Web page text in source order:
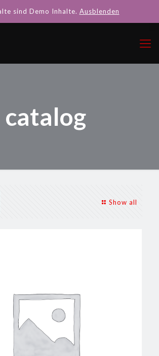
catalog
Show all
sind Demo Inhalte. Ausblenden